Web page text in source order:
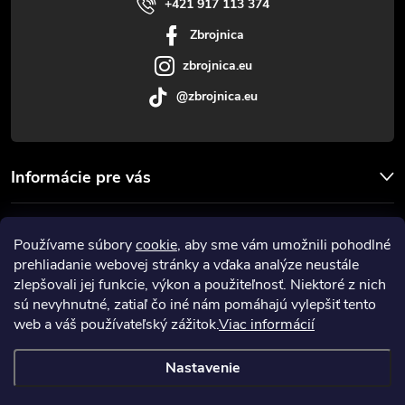
Používame súborycookie, aby sme vám umožnili pohodlné
prehliadanie webovej stránky a vďaka analýze neustále
zlepšovali jej funkcie, výkon a použiteľnosť. Niektoré z nich
sú nevyhnutné, zatiaľ čo iné nám pomáhajú vylepšiť tento
web a váš používateľský zážitok.Viac informácií
Nastavenie
Informácie pre vás
Prijímame online platby
+421 917 113 374
Zbrojnica
zbrojnica.eu
@zbrojnica.eu